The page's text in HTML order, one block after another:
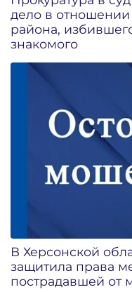
дело в
района,
знакомого
В Херсонской
защитила права
пострадавшей от